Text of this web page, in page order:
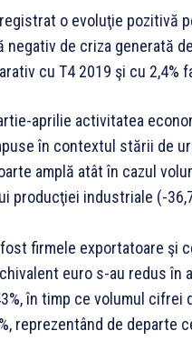
o evoluţie pozitivă
de criza generată
cu T4 2019 şi cu 2,4%
aprilie activitatea
în contextul stării de
amplă atât în cazul
producţiei industriale (-
firmele exportatoare şi
euro s-au redus în
în timp ce volumul
reprezentând de departe